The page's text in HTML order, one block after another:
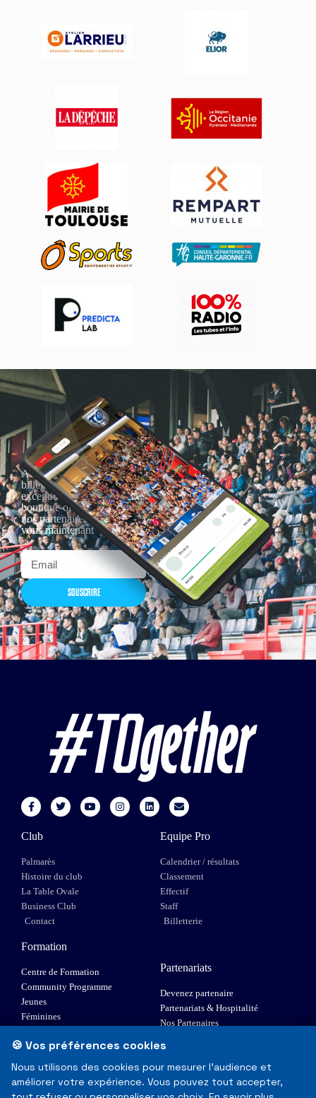
Actualités, nouveautés,
billetterie, remises
exceptionnelles dans la
boutique officielles & chez
nos partenaires… Inscrivez-
vous maintenant
SOUSCRIRE
Club
Palmarès
Histoire du club
La Table Ovale
Business Club
Contact
Equipe Pro
Calendrier / résultats
Classement
Effectif
Staff
Billetterie
Formation
Centre de Formation
Community Programme
Jeunes
Féminines
Elite 1
Partenariats
Devenez partenaire
Partenariats & Hospitalité
Nos Partenaires
© Toulouse Olympique XIII - Tous droits réservés
🍪 Vos préférences cookies
Nous utilisons des cookies pour mesurer l'audience et
améliorer votre expérience. Vous pouvez tout accepter,